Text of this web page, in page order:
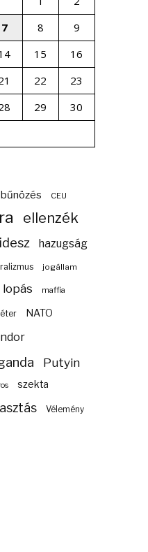
7 8
9
15
16
22
23
29
30
bűnözés CEU
ellenzék
hazugság
jogállam
lopás maffia
NATO
Putyin
szekta
Vélemény